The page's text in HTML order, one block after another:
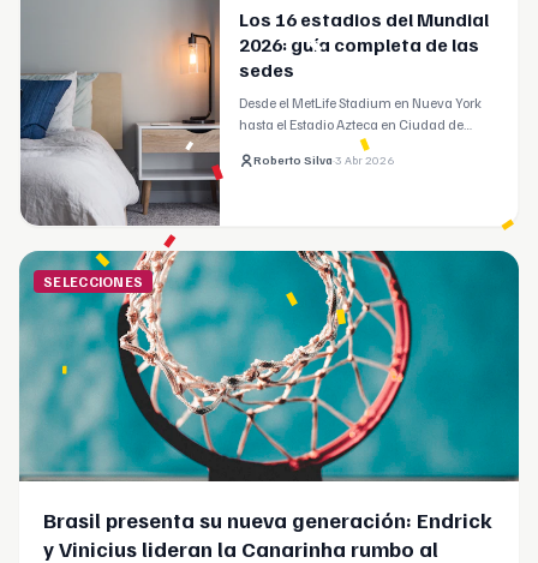
Los 16 estadios del Mundial
2026: guía completa de las
sedes
Desde el MetLife Stadium en Nueva York
hasta el Estadio Azteca en Ciudad de
Roberto Silva·3 Abr 2026
SELECCIONES
Brasil presenta su nueva generación: Endrick
y Vinicius lideran la Canarinha rumbo al